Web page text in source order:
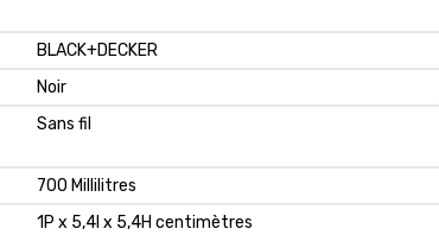
BLACK+DECKER
Noir
Sans fil
700 Millilitres
1P x 5,4l x 5,4H centimètres